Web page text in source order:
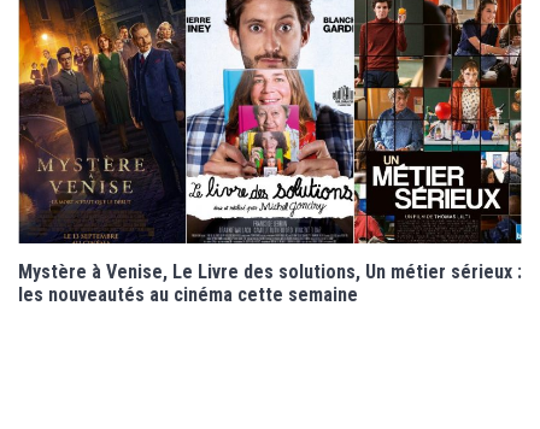
Mystère à Venise, Le Livre des solutions, Un métier sérieux :
les nouveautés au cinéma cette semaine